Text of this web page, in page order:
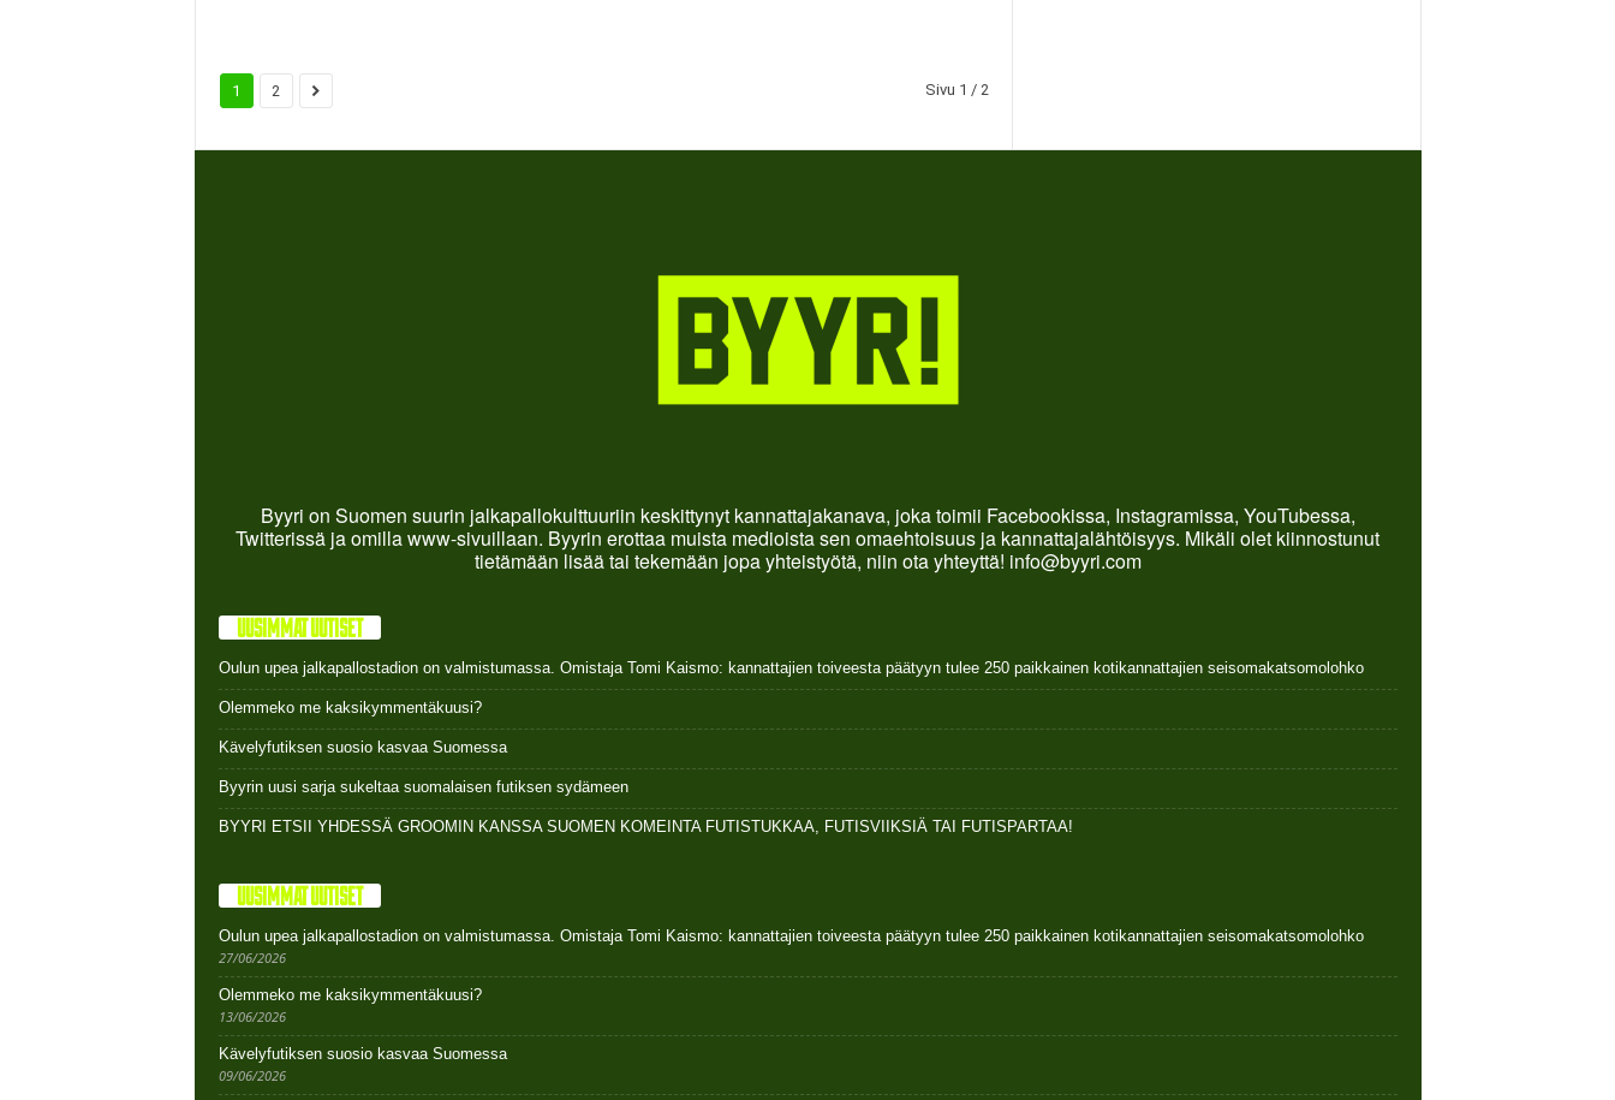
1 2 Sivu 1 / 2
Byyri on Suomen suurin jalkapallokulttuuriin keskittynyt kannattajakanava, joka toimii Facebookissa, Instagramissa, YouTubessa,
Twitterissä ja omilla www-sivuillaan. Byyrin erottaa muista medioista sen omaehtoisuus ja kannattajalähtöisyys. Mikäli olet kiinnostunut
tietämään lisää tai tekemään jopa yhteistyötä, niin ota yhteyttä! info@byyri.com
UUSIMMAT UUTISET
Oulun upea jalkapallostadion on valmistumassa. Omistaja Tomi Kaismo: kannattajien toiveesta päätyyn tulee 250 paikkainen kotikannattajien seisomakatsomolohko
Olemmeko me kaksikymmentäkuusi?
Kävelyfutiksen suosio kasvaa Suomessa
Byyrin uusi sarja sukeltaa suomalaisen futiksen sydämeen
BYYRI ETSII YHDESSÄ GROOMIN KANSSA SUOMEN KOMEINTA FUTISTUKKAA, FUTISVIIKSIÄ TAI FUTISPARTAA!
UUSIMMAT UUTISET
Oulun upea jalkapallostadion on valmistumassa. Omistaja Tomi Kaismo: kannattajien toiveesta päätyyn tulee 250 paikkainen kotikannattajien seisomakatsomolohko
27/06/2026
Olemmeko me kaksikymmentäkuusi?
13/06/2026
Kävelyfutiksen suosio kasvaa Suomessa
09/06/2026